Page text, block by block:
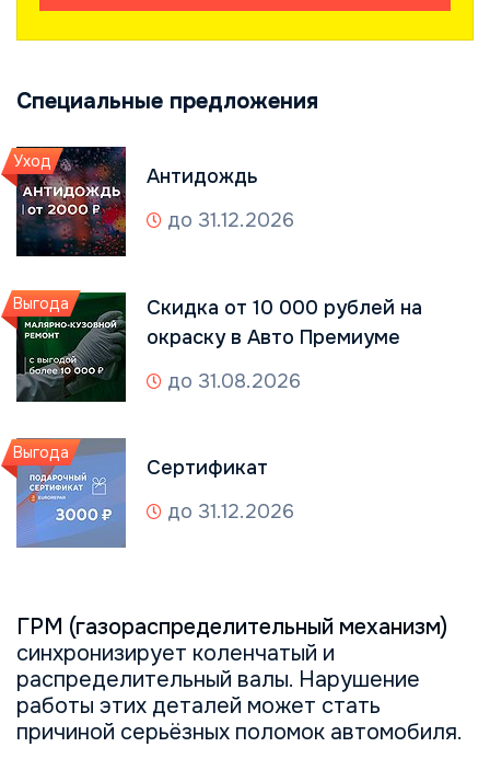
ГРМ (газораспределительный механизм)
синхронизирует коленчатый и
распределительный валы. Нарушение
работы этих деталей может стать
причиной серьёзных поломок автомобиля.
Специальные предложения
Уход
Антидождь
до 31.12.2026
Выгода
Скидка от 10 000 рублей на
окраску в Авто Премиуме
до 31.08.2026
Выгода
Сертификат
до 31.12.2026